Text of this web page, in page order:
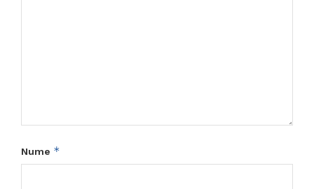
Nume *